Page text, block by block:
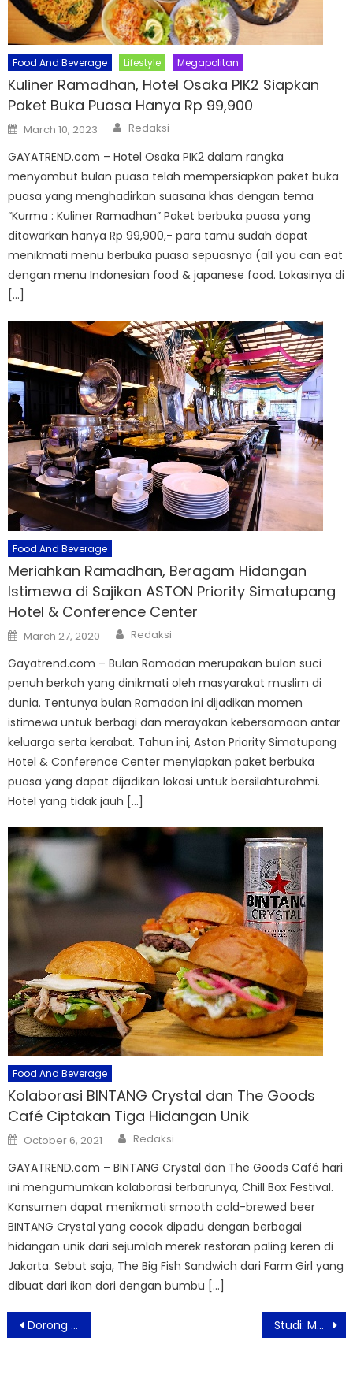
Food And Beverage Lifestyle Megapolitan
Kuliner Ramadhan, Hotel Osaka PIK2 Siapkan
Paket Buka Puasa Hanya Rp 99,900
Posted
on
March 10, 2023 Author
Redaksi
GAYATREND.com – Hotel Osaka PIK2 dalam rangka
menyambut bulan puasa telah mempersiapkan paket buka
puasa yang menghadirkan suasana khas dengan tema
“Kurma : Kuliner Ramadhan” Paket berbuka puasa yang
ditawarkan hanya Rp 99,900,- para tamu sudah dapat
menikmati menu berbuka puasa sepuasnya (all you can eat
dengan menu Indonesian food & japanese food. Lokasinya di
[…]
Food And Beverage
Meriahkan Ramadhan, Beragam Hidangan
Istimewa di Sajikan ASTON Priority Simatupang
Hotel & Conference Center
Posted
on
March 27, 2020 Author
Redaksi
Gayatrend.com – Bulan Ramadan merupakan bulan suci
penuh berkah yang dinikmati oleh masyarakat muslim di
dunia. Tentunya bulan Ramadan ini dijadikan momen
istimewa untuk berbagi dan merayakan kebersamaan antar
keluarga serta kerabat. Tahun ini, Aston Priority Simatupang
Hotel & Conference Center menyiapkan paket berbuka
puasa yang dapat dijadikan lokasi untuk bersilahturahmi.
Hotel yang tidak jauh […]
Food And Beverage
Kolaborasi BINTANG Crystal dan The Goods
Café Ciptakan Tiga Hidangan Unik
Posted
on
October 6, 2021 Author
Redaksi
GAYATREND.com – BINTANG Crystal dan The Goods Café hari
ini mengumumkan kolaborasi terbarunya, Chill Box Festival.
Konsumen dapat menikmati smooth cold-brewed beer
BINTANG Crystal yang cocok dipadu dengan berbagai
hidangan unik dari sejumlah merek restoran paling keren di
Jakarta. Sebut saja, The Big Fish Sandwich dari Farm Girl yang
dibuat dari ikan dori dengan bumbu […]
Post
navigation
Dorong Generasi Muda Kembangkan Talenta Digital Studi: Melihat Seni Daring Dapat Tingkatkan Kesejahteraan Batin